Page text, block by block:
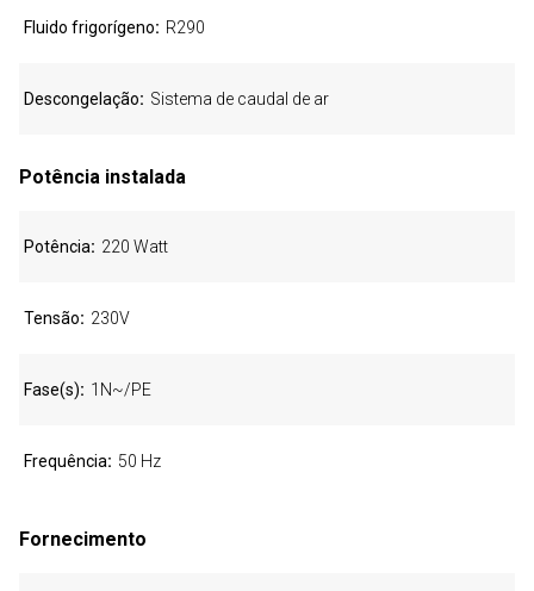
Fluido frigorígeno R290
Descongelação Sistema de caudal de ar
Potência instalada
Potência 220 Watt
Tensão 230V
Fase(s) 1N~/PE
Frequência 50 Hz
Fornecimento